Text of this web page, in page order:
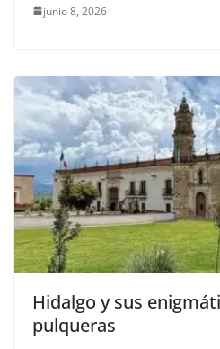
junio 8, 2026
Hidalgo y sus
pulqueras